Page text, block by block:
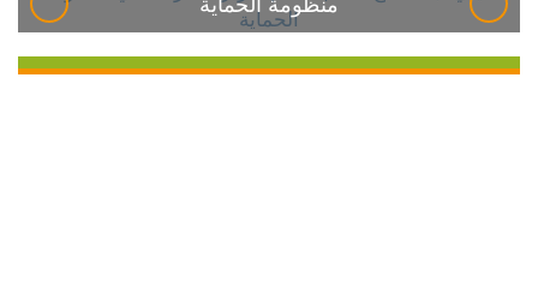
منظومة الحماية